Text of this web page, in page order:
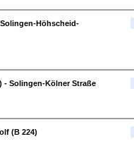
Höhscheid-
- Solingen-Kölner Straße
(B 224)